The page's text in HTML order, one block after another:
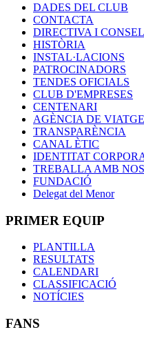
DADES DEL CLUB
CONTACTA
DIRECTIVA I
HISTÒRIA
INSTAL·LACIONS
PATROCINADORS
TENDES OFICIALS
CLUB D'EMPRESES
CENTENARI
AGÈNCIA DE
TRANSPARÈNCIA
CANAL ÈTIC
IDENTITAT
TREBALLA AMB
FUNDACIÓ
Delegat del Menor
PRIMER EQUIP
PLANTILLA
RESULTATS
CALENDARI
CLASSIFICACIÓ
NOTÍCIES
FANS